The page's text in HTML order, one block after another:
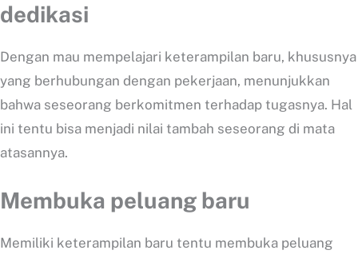
dedikasi
Dengan mau mempelajari keterampilan baru, khususnya
yang berhubungan dengan pekerjaan, menunjukkan
bahwa seseorang berkomitmen terhadap tugasnya. Hal
ini tentu bisa menjadi nilai tambah seseorang di mata
atasannya.
Membuka peluang baru
Memiliki keterampilan baru tentu membuka peluang